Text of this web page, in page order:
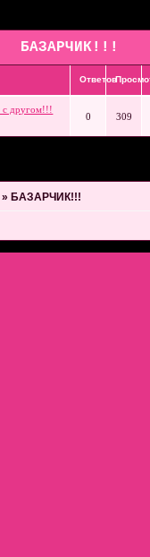
БАЗАРЧИК!!!
Ответов
с другом!!!
0 309
» БАЗАРЧИК!!!